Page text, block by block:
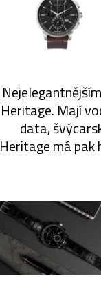
Heritage. Mají
data,
Heritage má pak